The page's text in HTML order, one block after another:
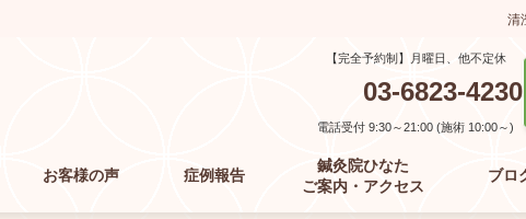
清
【完全予約制】月曜日、他不定休
03-6823-4230
電話受付 9:30～21:00 (施術 10:00～)
お客様の声 症例報告
鍼灸院ひなた
ご案内・アクセス
ブロ